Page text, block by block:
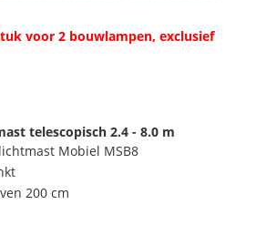
voor 2 bouwlampen, exclusief
telescopisch 2.4 - 8.0 m
Mobiel MSB8
200 cm